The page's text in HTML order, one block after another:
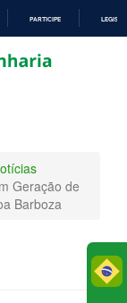
PARTICIPE
Geração de
Barboza